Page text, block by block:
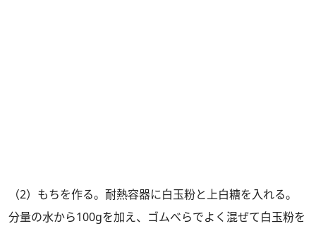
（2）もちを作る。耐熱容器に白玉粉と上白糖を入れる。
分量の水から100gを加え、ゴムべらでよく混ぜて白玉粉を